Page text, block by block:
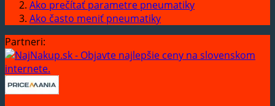
Ako prečítať parametre pneumatiky
Ako často meniť pneumatiky
Partneri: